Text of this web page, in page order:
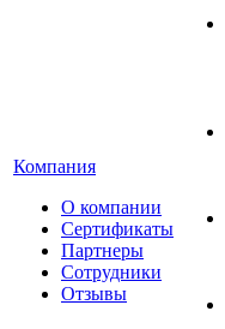
Компания
О компании
Сертификаты
Партнеры
Сотрудники
Отзывы